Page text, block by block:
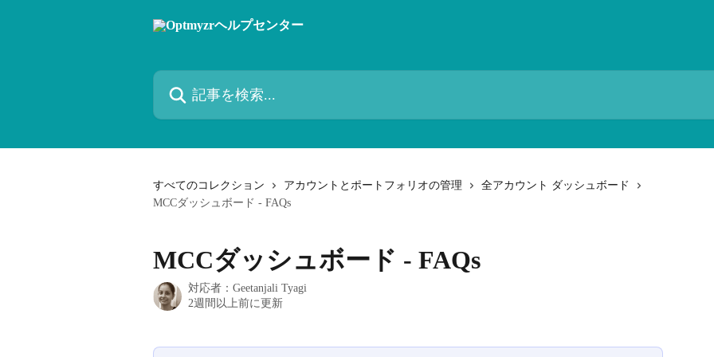
記事を検索...
すべてのコレクション アカウントとポートフォリオの管理
全アカウント ダッシュボード
MCCダッシュボード - FAQs
MCCダッシュボード - FAQs
対応者： Geetanjali Tyagi
2週間以上前に更新